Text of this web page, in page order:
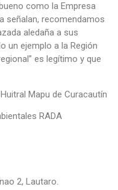
como la Empresa
señalan, recomendamos
aledaña a sus
un ejemplo a la Región
es legítimo y que
Mapu de Curacautín
RADA
2, Lautaro.